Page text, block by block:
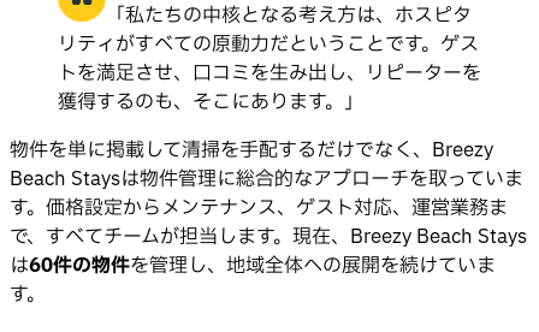
「私たちの中核となる考え方は、ホスピタ
リティがすべての原動力だということです。ゲス
トを満足させ、口コミを生み出し、リピーターを
獲得するのも、そこにあります。」
物件を単に掲載して清掃を手配するだけでなく、Breezy
Beach Staysは物件管理に総合的なアプローチを取っていま
す。価格設定からメンテナンス、ゲスト対応、運営業務ま
で、すべてチームが担当します。現在、Breezy Beach Stays
は60件の物件を管理し、地域全体への展開を続けていま
す。